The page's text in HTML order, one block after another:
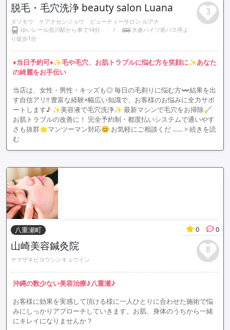
脱毛・毛穴洗浄 beauty salon Luana
ダツモウ ケアナセンジョウ ビューティーサロン ルアナ
ゆいレール壺川駅から車で14分
/
大倉ハイツ前バス停よ
り徒歩1分
3
♦️当日予約可♦️✨毛や毛穴、お肌トラブルに悩む方を笑顔に✨️あなた
の綺麗をお手伝い
当店は、女性・男性・キッズも◎ 毎日の毛剃りに悩む方〰️結果を出
す自信アリ!! 豊富な経験×幅広い知識で、お客様のお悩みに全力サポ
ートします♪ ✨️美容液で毛穴洗浄✨️ 最新マシンで毛穴をお掃除🧹
お肌トラブルの改善に！ 完全予約制・都度払いシステムで通いやす
さも抜群🌟マンツーマン対応😊 お気軽にご相談くだ …… > 続きを読
む
八重瀬町 0 0
山崎美容鍼灸院
ヤマザキビヨウシンキュウイン
8
沖縄の数少ない美容治療♪八重瀬♪
お客様に効果を実感して頂ける様に一人ひとりに合わせた施術で悩
みにしっかりアプローチしていきます。お肌、身体のうちから一緒
にキレイになりませんか？